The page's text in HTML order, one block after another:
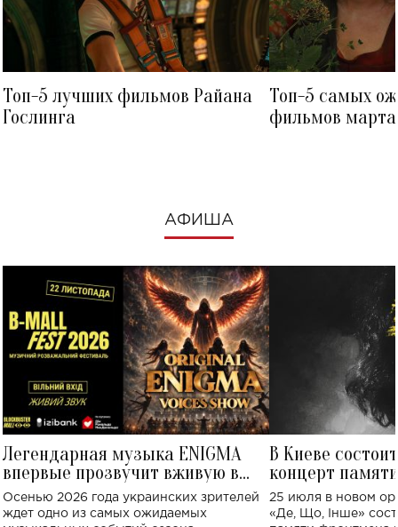
Топ-5 лучших фильмов Райана
Гослинга
Топ-5 самых
фильмов
АФИША
Легендарная музыка ENIGMA
впервые прозвучит вживую в
Украине: где состоится концерт
Осенью 2026 года украинских зрителей
ждет одно из самых ожидаемых
В Киеве
концерт
Клименко:
исполнят песни
25 июля в новом
«Де, Що, Інше»